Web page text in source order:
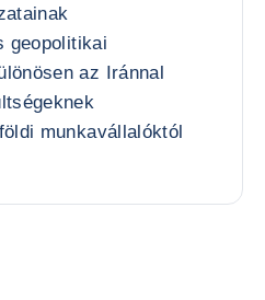
geopolitikai
az Iránnal
munkavállalóktól